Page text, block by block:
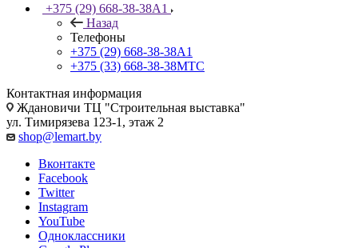
+375 (29) 668-38-38A1
Назад
Телефоны
+375 (29) 668-38-38A1
+375 (33) 668-38-38МТС
Контактная информация
Ждановичи ТЦ "Строительная выставка"
ул. Тимирязева 123-1, этаж 2
shop@lemart.by
Вконтакте
Facebook
Twitter
Instagram
YouTube
Одноклассники